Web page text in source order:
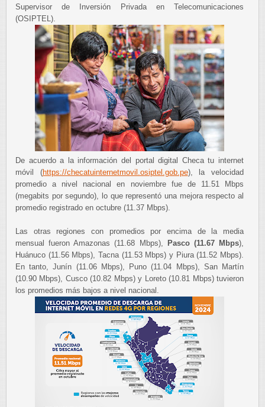
Supervisor de Inversión Privada en Telecomunicaciones
(OSIPTEL).
De acuerdo a la información del portal digital Checa tu internet
móvil (https://checatuinternetmovil.osiptel.gob.pe), la velocidad
promedio a nivel nacional en noviembre fue de 11.51 Mbps
(megabits por segundo), lo que representó una mejora respecto al
promedio registrado en octubre (11.37 Mbps).
Las otras regiones con promedios por encima de la media
mensual fueron Amazonas (11.68 Mbps),
Pasco (11.67 Mbps),
Huánuco (11.56 Mbps), Tacna (11.53 Mbps) y Piura (11.52 Mbps).
En tanto, Junín (11.06 Mbps), Puno (11.04 Mbps), San Martín
(10.90 Mbps), Cusco (10.82 Mbps) y Loreto (10.81 Mbps) tuvieron
los promedios más bajos a nivel nacional.